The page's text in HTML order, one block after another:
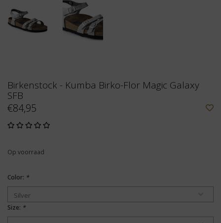
Birkenstock - Kumba Birko-Flor Magic Galaxy
SFB
€84,95
Op voorraad
Color: *
Size: *